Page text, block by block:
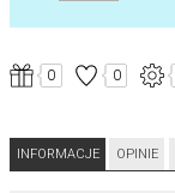
0 0
INFORMACJE OPINIE